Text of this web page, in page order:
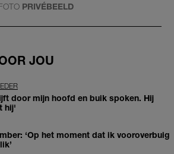
PRIVÉBEELD
JOU
door mijn hoofd en buik spoken. Hij
hij'
‘Op het moment dat ik vooroverbuig